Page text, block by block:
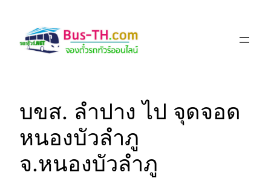
content
บขส. ลำปาง ไป จุดจอด
หนองบัวลำภู
จ.หนองบัวลำภู